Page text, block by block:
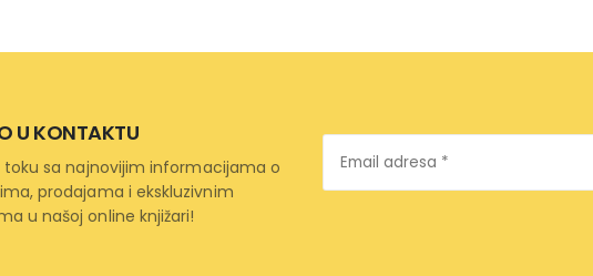
adresa
*
U KONTAKTU
toku sa najnovijim informacijama o
prodajama i ekskluzivnim
u našoj online knjižari!